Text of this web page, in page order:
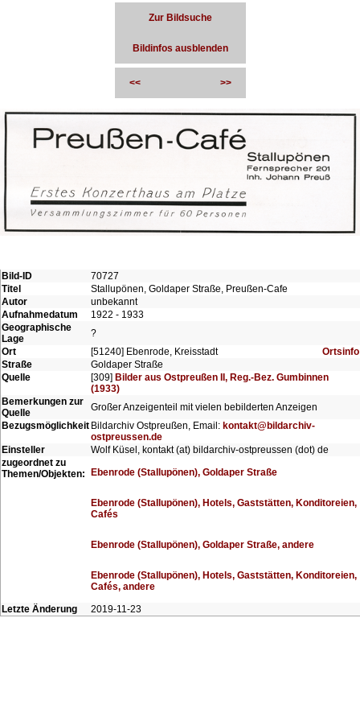
Zur Bildsuche
Bildinfos ausblenden
<< >>
Bild-ID
70727
Titel
Stallupönen, Goldaper Straße, Preußen-Cafe
Autor
unbekannt
Aufnahmedatum
1922 - 1933
Geographische
Lage
?
Ort
[51240] Ebenrode, Kreisstadt
Ortsinfo
Straße
Goldaper Straße
Quelle
[309] Bilder aus Ostpreußen II, Reg.-Bez. Gumbinnen
(1933)
Bemerkungen zur
Quelle
Großer Anzeigenteil mit vielen bebilderten Anzeigen
Bezugsmöglichkeit Bildarchiv Ostpreußen, Email: kontakt@bildarchiv-
ostpreussen.de
Einsteller
Wolf Küsel, kontakt (at) bildarchiv-ostpreussen (dot) de
zugeordnet zu
Themen/Objekten:
Ebenrode (Stallupönen), Goldaper Straße
Ebenrode (Stallupönen), Hotels, Gaststätten, Konditoreien,
Cafés
Ebenrode (Stallupönen), Goldaper Straße, andere
Ebenrode (Stallupönen), Hotels, Gaststätten, Konditoreien,
Cafés, andere
Letzte Änderung
2019-11-23